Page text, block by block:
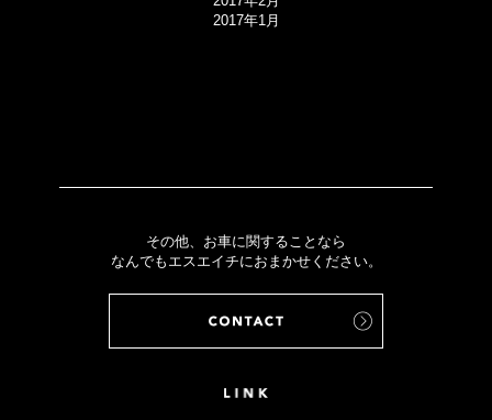
2017年1月
その他、お車に関することなら
なんでもエスエイチにおまかせください。